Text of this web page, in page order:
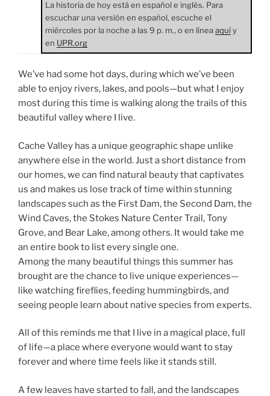
La historia de hoy está en español e inglés. Para
escuchar una versión en español, escuche el
miércoles por la noche a las 9 p. m., o en líneaaquíy
en UPR.org
We’ve had some hot days, during which we’ve been
able to enjoy rivers, lakes, and pools—but what I enjoy
most during this time is walking along the trails of this
beautiful valley where I live.
Cache Valley has a unique geographic shape unlike
anywhere else in the world. Just a short distance from
our homes, we can find natural beauty that captivates
us and makes us lose track of time within stunning
landscapes such as the First Dam, the Second Dam, the
Wind Caves, the Stokes Nature Center Trail, Tony
Grove, and Bear Lake, among others. It would take me
an entire book to list every single one.
Among the many beautiful things this summer has
brought are the chance to live unique experiences—
like watching fireflies, feeding hummingbirds, and
seeing people learn about native species from experts.
All of this reminds me that I live in a magical place, full
of life—a place where everyone would want to stay
forever and where time feels like it stands still.
A few leaves have started to fall, and the landscapes